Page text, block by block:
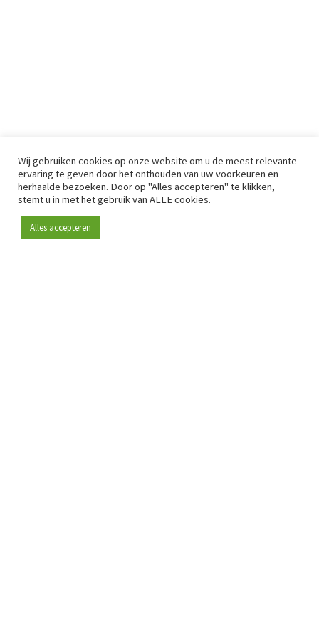
Wij gebruiken cookies op onze website om u de meest relevante
ervaring te geven door het onthouden van uw voorkeuren en
herhaalde bezoeken. Door op "Alles accepteren" te klikken,
stemt u in met het gebruik van ALLE cookies.
Alles accepteren